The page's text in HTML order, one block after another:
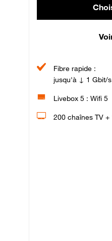
Fibre rapide :
jusqu'à ↓ 1 Gbit/
Livebox 5 : Wifi 5
200 chaînes TV